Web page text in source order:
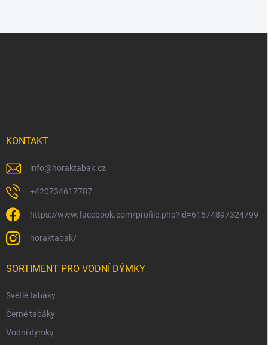
KONTAKT
info@horaktabak.cz
+420734617787
https://www.facebook.com/profile.php?id=61574897324799
horaktabak/
SORTIMENT PRO VODNÍ DÝMKY
Světlé tabáky
Černé tabáky
Vodní dýmky